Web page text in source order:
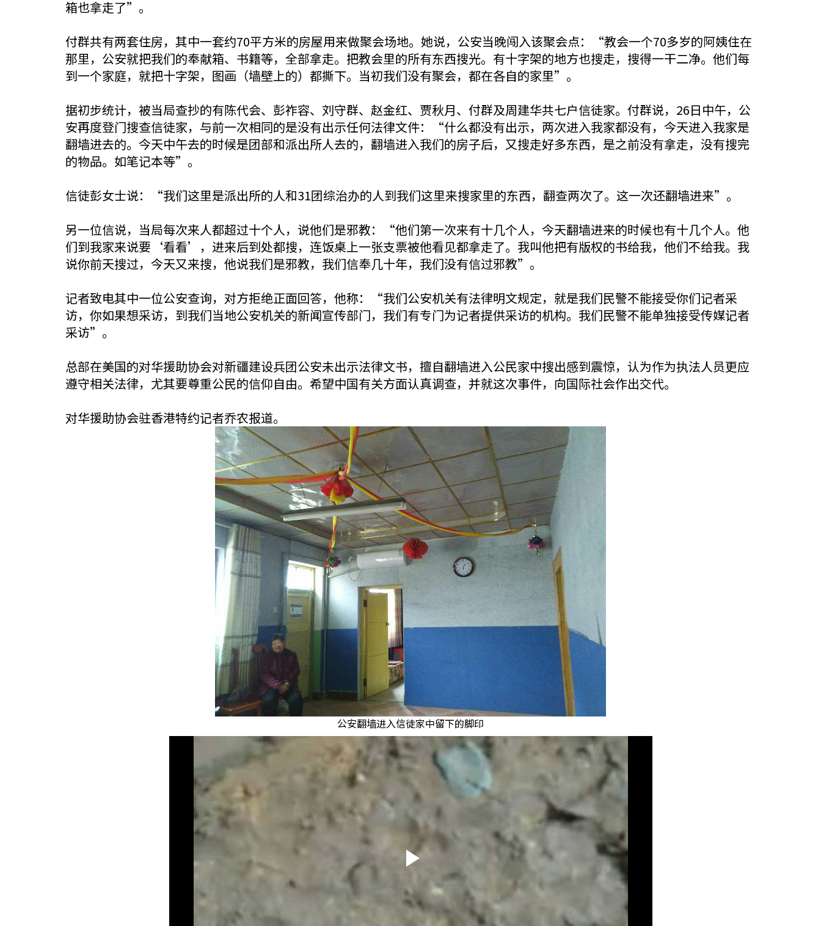
箱也拿走了”。
付群共有两套住房，其中一套约70平方米的房屋用来做聚会场地。她说，公安当晚闯入该聚会点：“教会一个70多岁的阿姨住在
那里，公安就把我们的奉献箱、书籍等，全部拿走。把教会里的所有东西搜光。有十字架的地方也搜走，搜得一干二净。他们每
到一个家庭，就把十字架，图画（墙壁上的）都撕下。当初我们没有聚会，都在各自的家里”。
据初步统计，被当局查抄的有陈代会、彭祚容、刘守群、赵金红、贾秋月、付群及周建华共七户信徒家。付群说，26日中午，公
安再度登门搜查信徒家，与前一次相同的是没有出示任何法律文件：“什么都没有出示，两次进入我家都没有，今天进入我家是
翻墙进去的。今天中午去的时候是团部和派出所人去的，翻墙进入我们的房子后，又搜走好多东西，是之前没有拿走，没有搜完
的物品。如笔记本等”。
信徒彭女士说：“我们这里是派出所的人和31团综治办的人到我们这里来搜家里的东西，翻查两次了。这一次还翻墙进来”。
另一位信说，当局每次来人都超过十个人，说他们是邪教：“他们第一次来有十几个人，今天翻墙进来的时候也有十几个人。他
们到我家来说要‘看看’，进来后到处都搜，连饭桌上一张支票被他看见都拿走了。我叫他把有版权的书给我，他们不给我。我
说你前天搜过，今天又来搜，他说我们是邪教，我们信奉几十年，我们没有信过邪教”。
记者致电其中一位公安查询，对方拒绝正面回答，他称：“我们公安机关有法律明文规定，就是我们民警不能接受你们记者采
访，你如果想采访，到我们当地公安机关的新闻宣传部门，我们有专门为记者提供采访的机构。我们民警不能单独接受传媒记者
采访”。
总部在美国的对华援助协会对新疆建设兵团公安未出示法律文书，擅自翻墙进入公民家中搜出感到震惊，认为作为执法人员更应
遵守相关法律，尤其要尊重公民的信仰自由。希望中国有关方面认真调查，并就这次事件，向国际社会作出交代。
对华援助协会驻香港特约记者乔农报道。
公安翻墙进入信徒家中留下的脚印